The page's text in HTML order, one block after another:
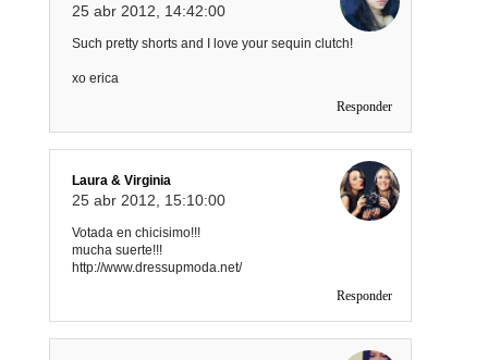
25 abr 2012, 14:42:00
Such pretty shorts and I love your sequin clutch!
xo erica
Responder
Laura & Virginia
25 abr 2012, 15:10:00
Votada en chicisimo!!!
mucha suerte!!!
http://www.dressupmoda.net/
Responder